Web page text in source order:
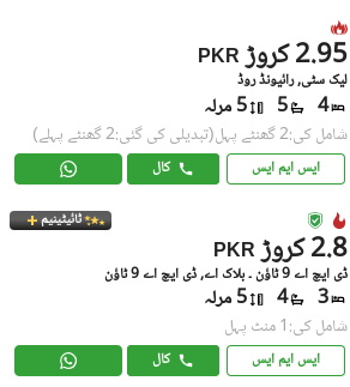
PKR 2.95 کروڑ
لیک سٹی, رائیونڈ روڈ
4
5 5 مرلہ
شامل کی:2 گھنٹے پہل (تبدیلی کی گئی:2 گھنٹے پہلے)
ایس ایم ایس کال
ٹائیٹینیم
PKR 2.8 کروڑ
ڈی ایچ اے 9 ٹاؤن ۔ بلاک اے, ڈی ایچ اے 9 ٹاؤن
3
4 5 مرلہ
شامل کی:1 منٹ پہل
ایس ایم ایس کال